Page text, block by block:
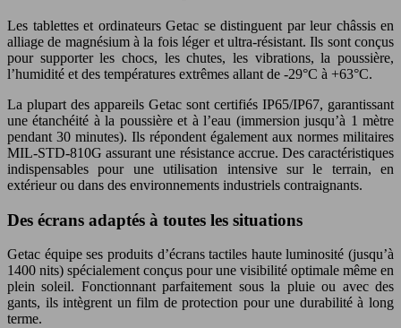
Les tablettes et ordinateurs Getac se distinguent par leur châssis en
alliage de magnésium à la fois léger et ultra-résistant. Ils sont conçus
pour supporter les chocs, les chutes, les vibrations, la poussière,
l’humidité et des températures extrêmes allant de -29°C à +63°C.
La plupart des appareils Getac sont certifiés IP65/IP67, garantissant
une étanchéité à la poussière et à l’eau (immersion jusqu’à 1 mètre
pendant 30 minutes). Ils répondent également aux normes militaires
MIL-STD-810G assurant une résistance accrue. Des caractéristiques
indispensables pour une utilisation intensive sur le terrain, en
extérieur ou dans des environnements industriels contraignants.
Des écrans adaptés à toutes les situations
Getac équipe ses produits d’écrans tactiles haute luminosité (jusqu’à
1400 nits) spécialement conçus pour une visibilité optimale même en
plein soleil. Fonctionnant parfaitement sous la pluie ou avec des
gants, ils intègrent un film de protection pour une durabilité à long
terme.